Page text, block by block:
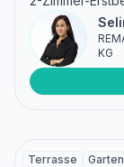
KG
Terrasse Garten